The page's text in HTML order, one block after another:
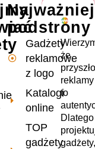
że
reklamy
to
Dlatego
gadżety,
podstrony
Gadżety
reklamowe
z logo
Katalogi
online
TOP
gadżety